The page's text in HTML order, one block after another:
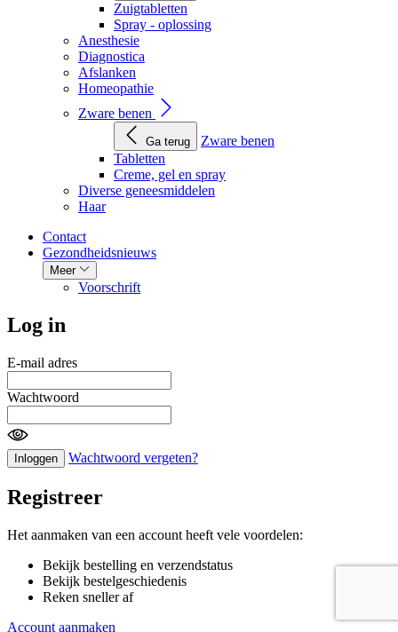
Zuigtabletten
Spray - oplossing
Anesthesie
Diagnostica
Afslanken
Homeopathie
Zware benen
Ga terug
Zware benen
Tabletten
Creme, gel en spray
Diverse geneesmiddelen
Haar
Contact
Gezondheidsnieuws
Meer
Voorschrift
Log in
E-mail adres
Wachtwoord
Inloggen Wachtwoord vergeten?
Registreer
Het aanmaken van een account heeft vele voordelen:
Bekijk bestelling en verzendstatus
Bekijk bestelgeschiedenis
Reken sneller af
Account aanmaken